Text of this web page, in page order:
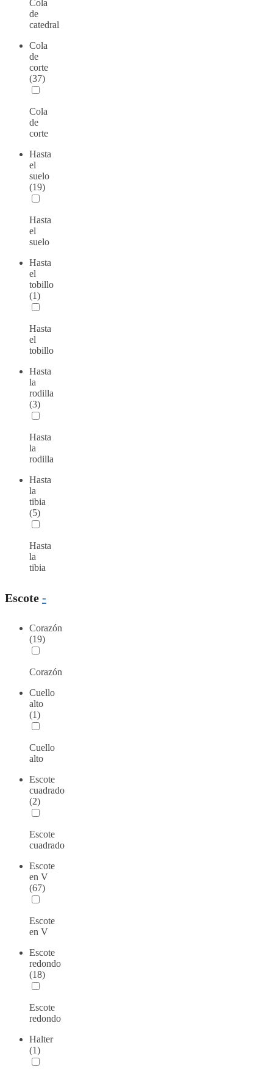
Cola
de
catedral
Cola
de
corte
(37)
Cola
de
corte
Hasta
el
suelo
(19)
Hasta
el
suelo
Hasta
el
tobillo
(1)
Hasta
el
tobillo
Hasta
la
rodilla
(3)
Hasta
la
rodilla
Hasta
la
tibia
(5)
Hasta
la
tibia
Escote -
Corazón
(19)
Corazón
Cuello
alto
(1)
Cuello
alto
Escote
cuadrado
(2)
Escote
cuadrado
Escote
en V
(67)
Escote
en V
Escote
redondo
(18)
Escote
redondo
Halter
(1)